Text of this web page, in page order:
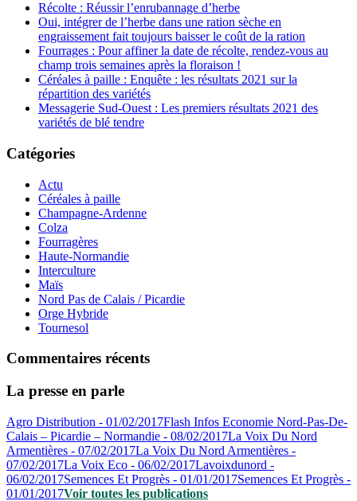
Récolte : Réussir l’enrubannage d’herbe
Oui, intégrer de l’herbe dans une ration sèche en
engraissement fait toujours baisser le coût de la ration
Fourrages : Pour affiner la date de récolte, rendez-vous au
champ trois semaines après la floraison !
Céréales à paille : Enquête : les résultats 2021 sur la
répartition des variétés
Messagerie Sud-Ouest : Les premiers résultats 2021 des
variétés de blé tendre
Catégories
Actu
Céréales à paille
Champagne-Ardenne
Colza
Fourragères
Haute-Normandie
Interculture
Maïs
Nord Pas de Calais / Picardie
Orge Hybride
Tournesol
Commentaires récents
La presse en parle
Agro Distribution - 01/02/2017Flash Infos Economie Nord-Pas-De-
Calais – Picardie – Normandie - 08/02/2017La Voix Du Nord
Armentières - 07/02/2017La Voix Du Nord Armentières -
07/02/2017La Voix Eco - 06/02/2017Lavoixdunord -
06/02/2017Semences Et Progrès - 01/01/2017Semences Et Progrès -
01/01/2017Voir toutes les publications